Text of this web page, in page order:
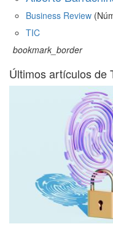
Business Review
TIC
bookmark_border
Últimos artículos de